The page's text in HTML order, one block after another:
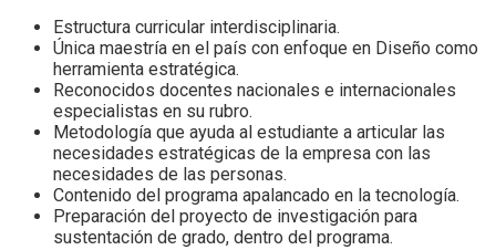
Estructura curricular interdisciplinaria.
Única maestría en el país con enfoque en Diseño como
herramienta estratégica.
Reconocidos docentes nacionales e internacionales
especialistas en su rubro.
Metodología que ayuda al estudiante a articular las
necesidades estratégicas de la empresa con las
necesidades de las personas.
Contenido del programa apalancado en la tecnología.
Preparación del proyecto de investigación para
sustentación de grado, dentro del programa.